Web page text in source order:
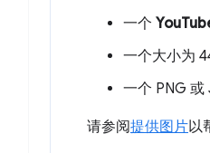
一个
一个大小为
一个 PNG
请参阅提供图片以